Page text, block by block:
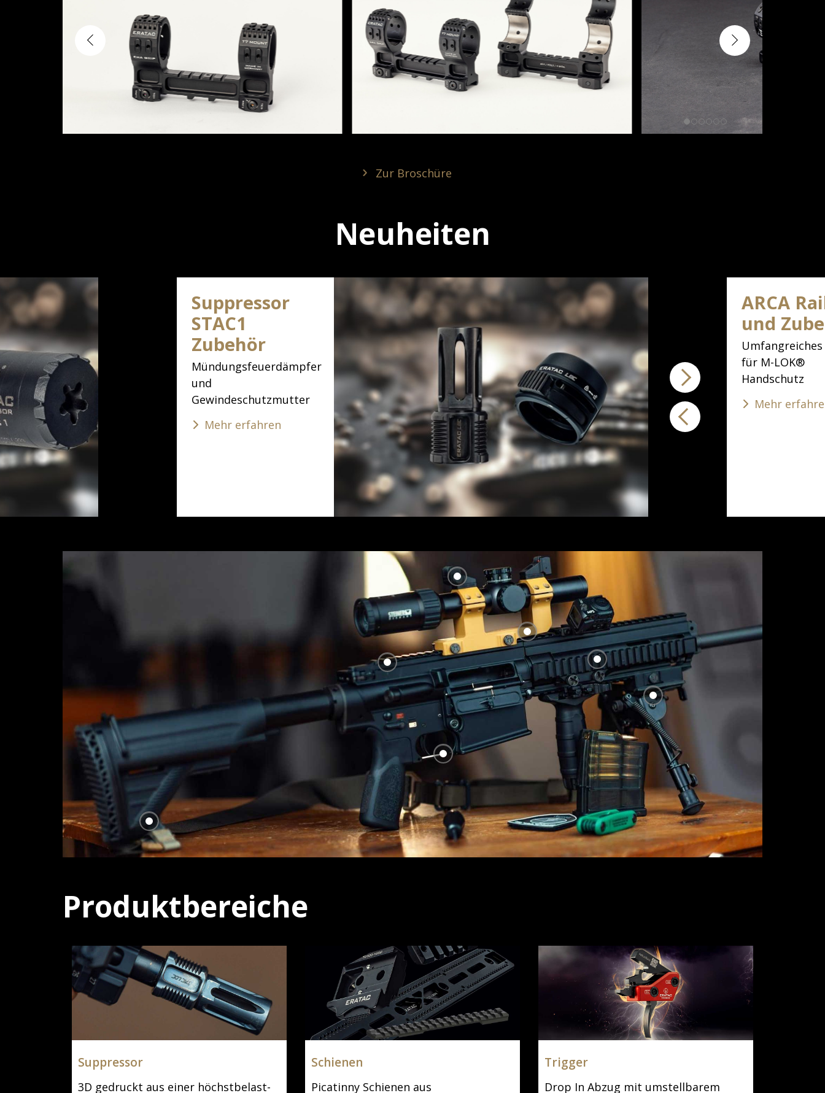
Zur Broschüre
Neuheiten
Suppressor
STAC1
Zubehör
Mündungsfeuerdämpfer
und
Gewindeschutzmutter
Mehr erfahren
ARCA
und
für M-LOK®
Handschutz
Mehr
Produkt­be­reiche
Suppressor
3D gedruckt aus einer höchst­be­last­
Schienen
Picatinny Schienen aus
Trigger
Drop In Abzug mit umstell­barem